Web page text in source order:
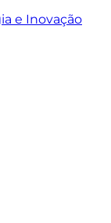
e Inovação